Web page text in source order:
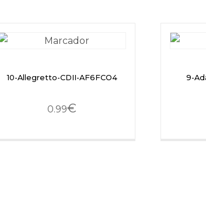
10-Allegretto-CDII-AF6FCO4
0.99€
9-